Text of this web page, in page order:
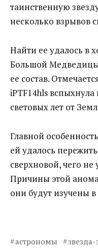
таинственную
несколько взрывов
Найти ее удалось в
Большой
ее состав.
iPTF14hls
световых лет от
Главной
ей удалось
сверхновой, чего
Причины этой
они будут изучены
астрономы